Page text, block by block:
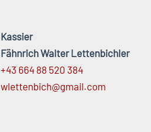
Kassier
Fähnrich Walter Lettenbichler
+43 664 88 520 384
wlettenbich@gmail.com